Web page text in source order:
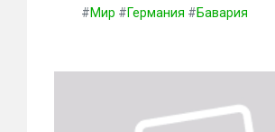
#Мир #Германия #Бавария